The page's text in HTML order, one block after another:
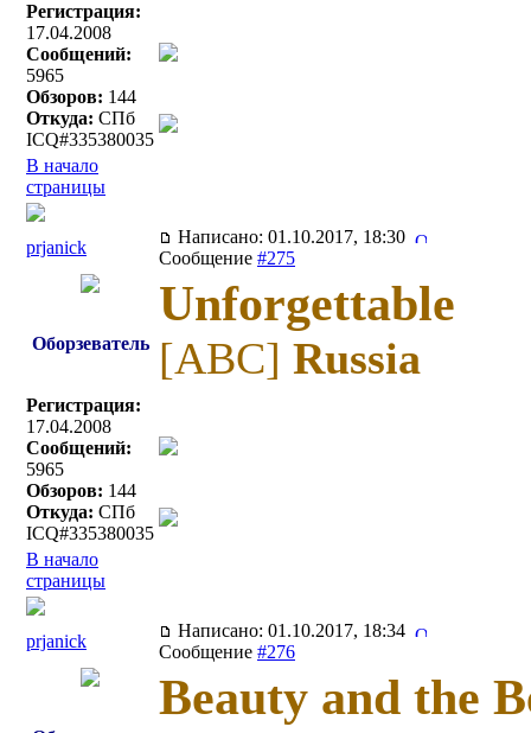
Регистрация:
17.04.2008
Сообщений:
5965
Обзоров: 144
Откуда: СПб
ICQ#335380035
В начало
страницы
prjanick
Написано: 01.10.2017, 18:30
Сообщение #275
Оборзеватель
Регистрация:
17.04.2008
Сообщений:
5965
Обзоров: 144
Откуда: СПб
ICQ#335380035
Unforgettable
[ABC] Russia
В начало
страницы
prjanick
Написано: 01.10.2017, 18:34
Сообщение #276
Beauty and the